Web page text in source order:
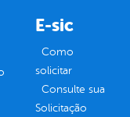
E-sic
Como
solicitar
Consulte sua
Solicitação